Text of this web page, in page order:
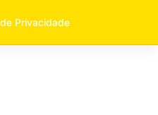
Privacidade